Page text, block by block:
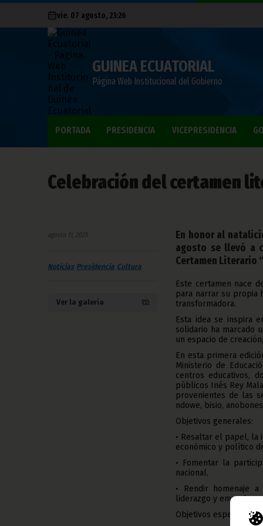
vie. 07 agosto, 23:26
GUINEA ECUATORIAL
Página Web Institucional del Gobierno
PORTADA PRESIDENCIA VICEPRESIDENCIA
Celebración del certamen
agosto 11, 2025
Noticias Presidencia Cultura
Ver la galería
En honor al
agosto se llevó a
Certamen Literario
Este certamen nace
para narrar su propia
transformadora.
Esta idea se inspira
solidario ha marcado
un espacio de
En esta primera
Ministerio de
centros educativos,
públicos Inés Rey
provenientes de las
ndowe, bisio,
Objetivos generales:
• Resaltar el papel, la
económico y político
• Fomentar la
nacional.
• Rendir homenaje
liderazgo y
Objetivos específicos: